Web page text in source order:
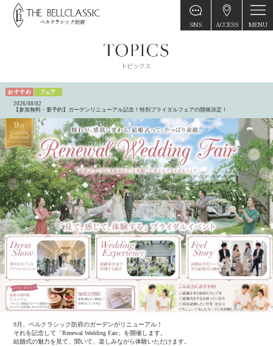
SNS ACCESS MENU
2026/08/02
【参加無料・要予約】ガーデンリニューアル記念！特別ブライダルフェアの開催決定！
9月、ベルクラシック防府のガーデンがリニューアル！
それを記念して「Renewal Wedding Fair」を開催します。
結婚式の魅力を見て、聞いて、楽しみながら体験いただけます。